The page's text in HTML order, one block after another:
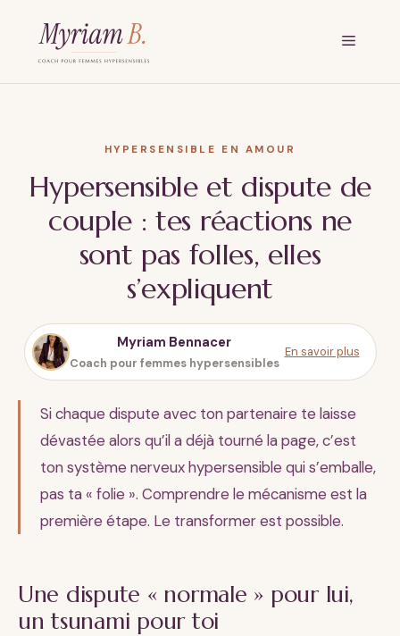
contenu
Menu
HYPERSENSIBLE EN AMOUR
Hypersensible et dispute de
couple : tes réactions ne
sont pas folles, elles
s’expliquent
Myriam Bennacer
Coach pour femmes hypersensibles
En savoir plus
Si chaque dispute avec ton partenaire te laisse
dévastée alors qu’il a déjà tourné la page, c’est
ton système nerveux hypersensible qui s’emballe,
pas ta « folie ». Comprendre le mécanisme est la
première étape. Le transformer est possible.
Une dispute « normale » pour lui,
un tsunami pour toi